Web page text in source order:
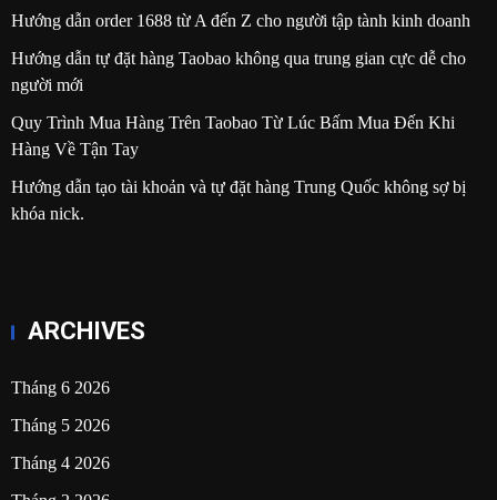
Hướng dẫn order 1688 từ A đến Z cho người tập tành kinh doanh
Hướng dẫn tự đặt hàng Taobao không qua trung gian cực dễ cho
người mới
Quy Trình Mua Hàng Trên Taobao Từ Lúc Bấm Mua Đến Khi
Hàng Về Tận Tay
Hướng dẫn tạo tài khoản và tự đặt hàng Trung Quốc không sợ bị
khóa nick.
ARCHIVES
Tháng 6 2026
Tháng 5 2026
Tháng 4 2026